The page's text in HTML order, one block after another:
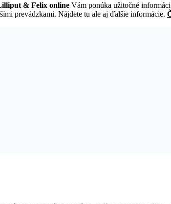
& Felix online Vám ponúka užitočné
prevádzkami. Nájdete tu ale aj ďalšie informácie.